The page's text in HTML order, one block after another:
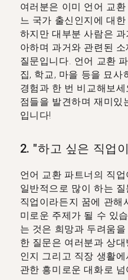
여러분은 이미 언어 교
느 국가 출신인지에 대
하지만 대부분 사람은
아하며 과거와 관련된
질문입니다. 언어 교환
집, 학교, 마을 등을 묘사
경험과 한 번 비교해보
점들을 발견하며 재미있
입니다!
2. "하고 싶은 직업
언어 교환 파트너의 직
일반적으로 많이 하는
직업이라든지 꿈에 관해
미로운 주제가 될 수 있
는 것은 희망과 두려움
한 질문은 여러분과 상
인지 그리고 직장 생활
관한 흥미로운 대화로